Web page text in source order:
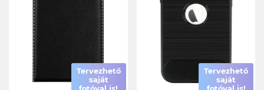
Tervezhető
saját
Tervezhető
saját